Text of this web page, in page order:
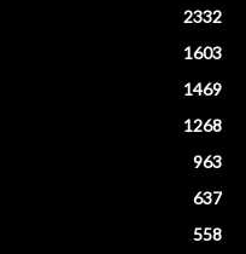
2332
1603
1469
1268
963
637
558